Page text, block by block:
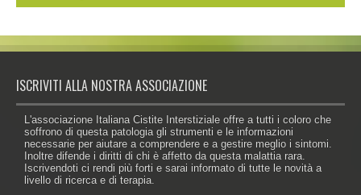
ISCRIVITI ALLA NOSTRA ASSOCIAZIONE
L'associazione Italiana Cistite Interstiziale offre a tutti i coloro che
soffrono di questa patologia gli strumenti e le informazioni
necessarie per aiutare a comprendere e a gestire meglio i sintomi.
Inoltre difende i diritti di chi è affetto da questa malattia rara.
Iscrivendoti ci rendi più forti e sarai informato di tutte le novità a
livello di ricerca e di terapia.